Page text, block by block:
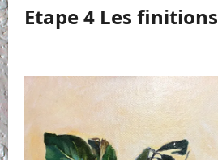
Etape 4 Les finitions